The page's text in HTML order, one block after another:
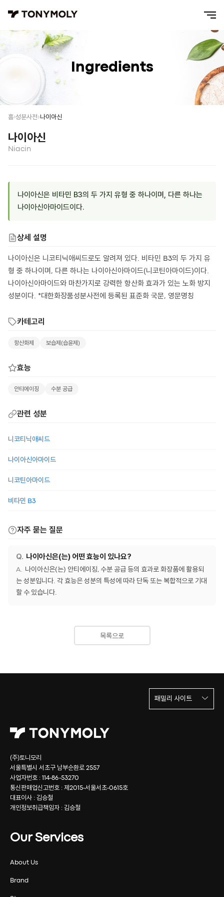
Ingredients
홈 성분사전 나이아신
나이아신
Niacin
나이아신은 비타민 B3의 두 가지 유형 중 하나이며, 다른 하나는
나이아신아마이드이다.
상세 설명
나이아신은 니코티닉애씨드로도 알려져 있다. 비타민 B3의 두 가지 유
형 중 하나이며, 다른 하나는 나이아신아마이드(니코틴아마이드)이다.
나이아신아마이드와 마찬가지로 강력한 항산화 효과가 있는 노화 방지
성분이다. *대한화장품성분사전에 등록된 표준화 국문, 영문명칭
카테고리
항산화제 보습제(습윤제)
효능
안티에이징 수분 공급
관련 성분
니코티닉애씨드
나이아신아마이드
니코틴아마이드
비타민 B3
자주 묻는 질문
나이아신은(는) 어떤 효능이 있나요?
나이아신은(는) 안티에이징, 수분 공급 등의 효과로 화장품에 활용되
는 성분입니다. 각 효능은 성분의 특성에 따라 단독 또는 복합적으로 기대
할 수 있습니다.
목록으로
(주)토니모리
서울특별시 서초구 남부순환로 2557
사업자번호 : 114-86-53270
통신판매업신고번호 : 제2015-서울서초-0615호
대표이사 : 김승철
개인정보취급책임자 : 김승철
Our Services
About Us
Brand
패밀리 사이트